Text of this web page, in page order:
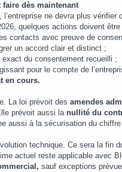
dès maintenant
ne devra plus vérifier
quelques actions doivent
contacts avec preuve de
un accord clair et distinct ;
du consentement recueilli ;
pour le compte de
en cours.
La loi prévoit des amendes
prévoit aussi la nullité du
aussi à la sécurisation du
technique. Ce sera la fin
actuel reste applicable avec
sauf exceptions